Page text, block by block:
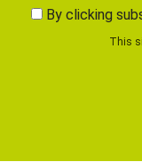
By clicking
This